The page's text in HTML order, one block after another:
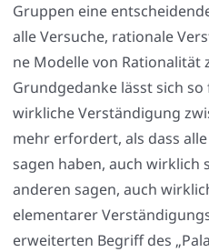
Grup­pen eine
alle Ver­su­che, ratio­na­le
ne Model­le von Ratio­na­li­tät
Grund­ge­dan­ke lässt sich
wirk­li­che Ver­stän­di­gung
mehr erfor­dert, als dass
sagen haben, auch wirk­lich
ande­ren sagen, auch
ele­men­ta­rer
erwei­ter­ten Begriff des